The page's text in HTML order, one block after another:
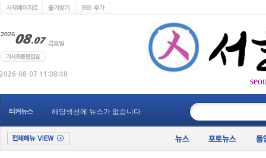
티커뉴스 해당섹션에 뉴스가 없습니다